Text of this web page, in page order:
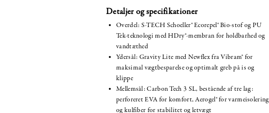
Detaljer og specifikationer
Overdel: S-TECH Schoeller® Ecorepel® Bio-stof og PU
Tek-teknologi med HDry®-membran for holdbarhed og
vandtæthed
Ydersål: Gravity Lite med Newflex fra Vibram® for
maksimal vægtbesparelse og optimalt greb på is og
klippe
Mellemsål: Carbon Tech 3 SL, bestående af tre lag:
perforeret EVA for komfort, Aerogel® for varmeisolering
og kulfiber for stabilitet og letvægt